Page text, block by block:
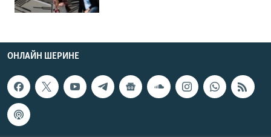
ОНЛАЙН ШЕРИНЕ